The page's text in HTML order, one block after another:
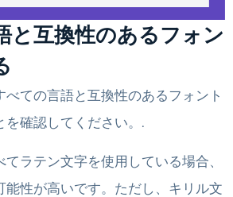
と互換性のあるフォン
ての言語と互換性のあるフォント
を確認してください。.
ラテン文字を使用している場合、
能性が高いです。ただし、キリル文